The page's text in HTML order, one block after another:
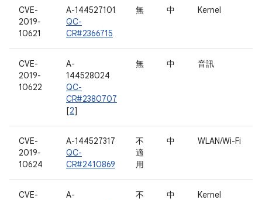
CVE-
2019-
10621
A-144527101
QC-
CR#2366715
無 中 Kernel
CVE-
2019-
10622
A-
144528024
QC-
CR#2380707
[2]
無 中 音訊
CVE-
2019-
10624
A-144527317
QC-
CR#2410869
不
適
用
中 WLAN/Wi-Fi
CVE-
A-
不
中 Kernel